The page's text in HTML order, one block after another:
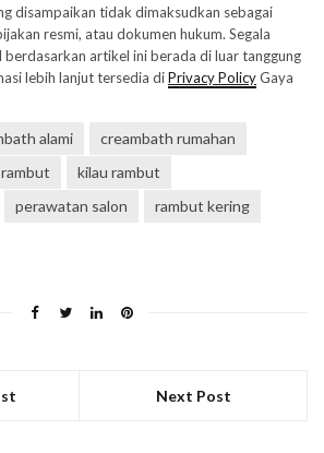
disampaikan tidak dimaksudkan sebagai
resmi, atau dokumen hukum. Segala
artikel ini berada di luar tanggung
lebih lanjut tersedia diPrivacy PolicyGaya
alami
creambath rumahan
kilau rambut
perawatan salon
rambut kering
Next Post